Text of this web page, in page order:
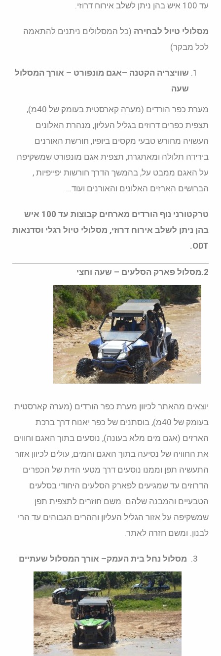
עד 100 איש בהן ניתן לשלב אירוח דרוזי.
מסלולי טיול לבחירה (כל המסלולים ניתנים להתאמה
לכל מבקר)
שוויצריה הקטנה –אגם מונפורט – אורך המסלול
שעה
מערת כפר הורדים (מערה קארסטית בעומק של 40מ),
תצפית כפרים דרוזים בגליל העליון, מנהרת האלונים
העשויה מחורש טבעי מקסים ביופיו, חורשת האורנים
בירידה תלולה ומאתגרת, תצפית אגם מונפורט שמשקיפה
על האגם ממבט על, בהמשך הדרך חורשות יפייפיות ,
הברושים הארזים האלונים והאורנים ועוד…
טרקטורני נוף הורדים מארחים קבוצות עד 100 איש
בהן ניתן לשלב אירוח דרוזי, מסלולי טיול רגלי וסדנאות
ODT.
2.מסלול פארק הסלעים – שעה וחצי
יוצאים מהאתר לכיוון מערת כפר הורדים (מערה קארסטית
בעומק של 40מ), בוסתנים של כפר יאנוח דרך ברכת
הארזים (אגם מים מלא בעונה), נוסעים בתוך האגם וחווים
את החוויה של נסיעה בתוך האגם והמים, עולים לכיוון אזור
התעשיה תפן וממנו נוסעים דרך מטעי הזית של הכפרים
הדרוזים עד שמגיעים לפארק הסלעים היחודי בסלעים
הטבעיים והמבנה שלהם. משם חוזרים לתצפית תפן
שמשקיפה על אזור הגליל העליון וההרים הגבוהים עד הרי
לבנון. ומשם חזרה לאתר.
מסלול נחל בית העמק– אורך המסלול שעתיים